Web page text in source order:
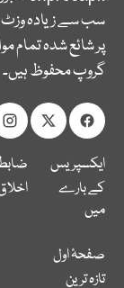
سب سے زیادہ
پر شائع شدہ تمام
گروپ محفوظ ہیں۔
ایکسپریس
کے بارے
میں
صفحۂ اول
تازہ ترین